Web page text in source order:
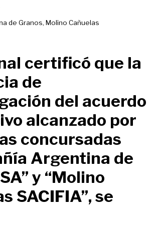
de Granos, Molino Cañuelas
certificó que la
de
del acuerdo
alcanzado por
concursadas
Argentina de
y “Molino
SACIFIA”, se